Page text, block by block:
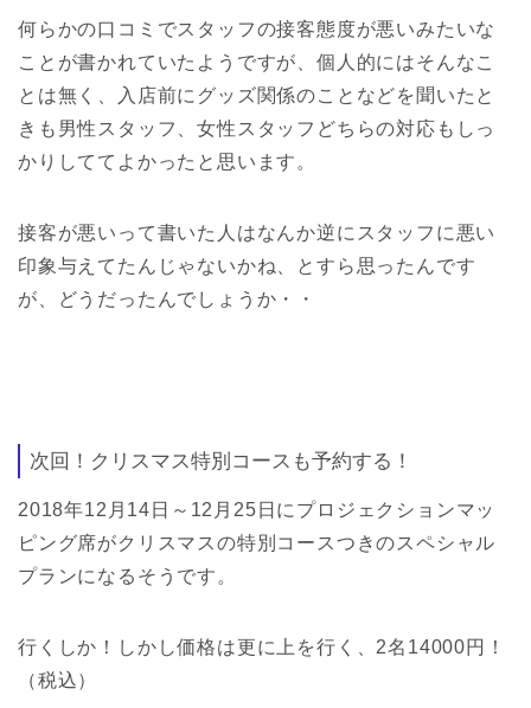
何らかの口コミでスタッフの接客態度が悪いみたいな
ことが書かれていたようですが、個人的にはそんなこ
とは無く、入店前にグッズ関係のことなどを聞いたと
きも男性スタッフ、女性スタッフどちらの対応もしっ
かりしててよかったと思います。
接客が悪いって書いた人はなんか逆にスタッフに悪い
印象与えてたんじゃないかね、とすら思ったんです
が、どうだったんでしょうか・・
次回！クリスマス特別コースも予約する！
2018年12月14日～12月25日にプロジェクションマッ
ピング席がクリスマスの特別コースつきのスペシャル
プランになるそうです。
行くしか！しかし価格は更に上を行く、2名14000円！
（税込）